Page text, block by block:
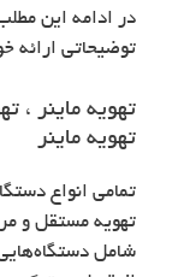
در ادامه این
توضیحاتی ارائه
تهویه ماینر ،
تهویه ماینر
تمامی انواع
تهویه مستقل و
شامل